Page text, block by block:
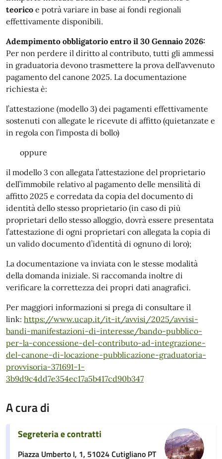
teorico e potrà variare in base ai fondi regionali
effettivamente disponibili.
Adempimento obbligatorio entro il 30 Gennaio 2026:
Per non perdere il diritto al contributo, tutti gli ammessi
in graduatoria devono trasmettere la prova dell'avvenuto
pagamento del canone 2025. La documentazione
richiesta è:
l’attestazione (modello 3) dei pagamenti effettivamente
sostenuti con allegate le ricevute di affitto (quietanzate e
in regola con l’imposta di bollo)
oppure
il modello 3 con allegata l’attestazione del proprietario
dell’immobile relativo al pagamento delle mensilità di
affitto 2025 e corredata da copia del documento di
identità dello stesso proprietario (in caso di più
proprietari dello stesso alloggio, dovrà essere presentata
l’attestazione di ogni proprietari con allegata la copia di
un valido documento d’identità di ognuno di loro);
La documentazione va inviata con le stesse modalità
della domanda iniziale. Si raccomanda inoltre di
verificare la correttezza dei propri dati anagrafici.
Per maggiori informazioni si prega di consultare il
link: https://www.ucap.it/it-it/avvisi/2025/avvisi-
bandi-manifestazioni-di-interesse/bando-pubblico-
per-la-concessione-del-contributo-ad-integrazione-
del-canone-di-locazione-pubblicazione-graduatoria-
provvisoria-371691-1-
3b9d9c4dd7e354ec17a5b417cd90b347
A cura di
Segreteria e contratti
Piazza Umberto I, 1, 51024 Cutigliano PT